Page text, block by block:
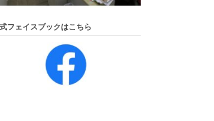
フェイスブックはこちら